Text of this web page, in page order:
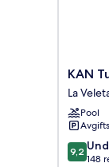
KAN
Tulum
Hotel
La
Veleta
KAN
La
Pool
9.2
av
9,2
148